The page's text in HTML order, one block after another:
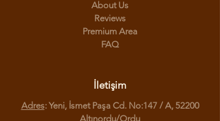
About Us
Reviews
Premium Area
FAQ
İletişim
Adres: Yeni, İsmet Paşa Cd. No:147 / A, 52200
Altınordu/Ordu